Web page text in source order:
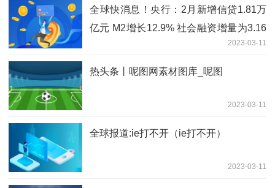
全球快消息！央行：2月新增信贷1.81万
亿元 M2增长12.9% 社会融资增量为3.16
2023-03-11
热头条丨呢图网素材图库_呢图
2023-03-11
全球报道:ie打不开（ie打不开）
2023-03-11